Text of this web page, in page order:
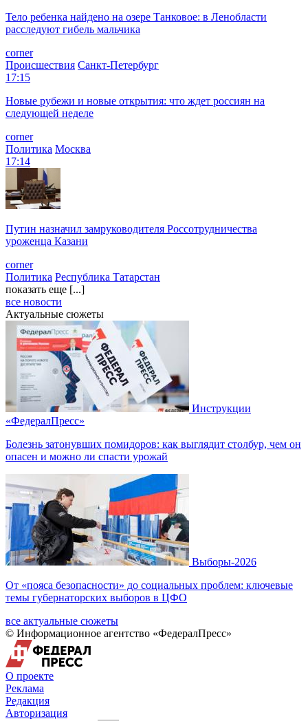
Тело ребенка найдено на озере Танковое: в Ленобласти
расследуют гибель мальчика
corner
Происшествия Санкт-Петербург
17:15
Новые рубежи и новые открытия: что ждет россиян на
следующей неделе
corner
Политика Москва
17:14
Путин назначил замруководителя Россотрудничества
уроженца Казани
corner
Политика Республика Татарстан
показать еще [...]
все новости
Актуальные сюжеты
Инструкции
«ФедералПресс»
Болезнь затонувших помидоров: как выглядит столбур, чем он
опасен и можно ли спасти урожай
Выборы-2026
От «пояса безопасности» до социальных проблем: ключевые
темы губернаторских выборов в ЦФО
все актуальные сюжеты
© Информационное агентство «ФедералПресс»
О проекте
Реклама
Редакция
Авторизация